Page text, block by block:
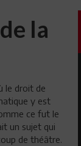
la
le droit de
y est
ce fut le
un sujet qui
de théâtre.